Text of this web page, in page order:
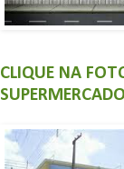
CLIQUE NA